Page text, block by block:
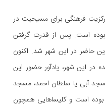
فرهنگی برای مسیحیت در
بوده است. پس از قدرت گرفتن
حاضر در این شهر شد. اکنون
در این شهر، یادآور حضور این
آبی یا سلطان احمد، مسجد
بوده است و کلیساهایی همچون